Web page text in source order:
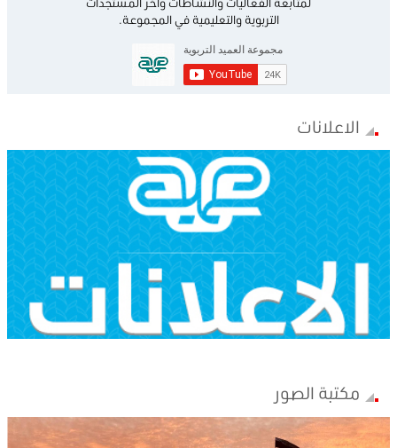
لمتابعة الفعاليات والنشاطات وآخر المستجدات
التربوية والتعليمية في المجموعة.
الاعلانات
مكتبة الصور